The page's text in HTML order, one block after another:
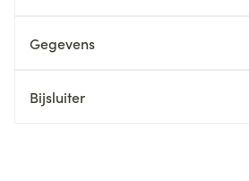
Gegevens
Bijsluiter